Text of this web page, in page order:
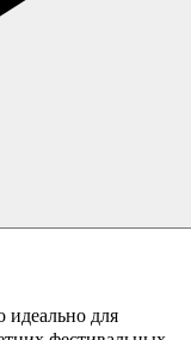
идеально для